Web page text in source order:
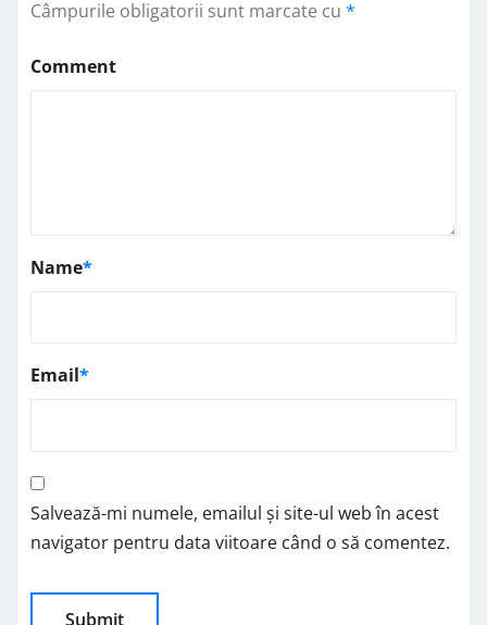
Câmpurile obligatorii sunt marcate cu *
Comment
Name*
Email*
Salvează-mi numele, emailul și site-ul web în acest
navigator pentru data viitoare când o să comentez.